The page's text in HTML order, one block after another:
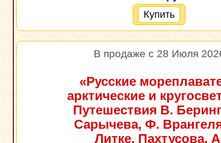
Купить
В продаже с 28 Июля
«Русские
арктические и
Путешествия В.
Сарычева, Ф.
Литке, Пахтусова,